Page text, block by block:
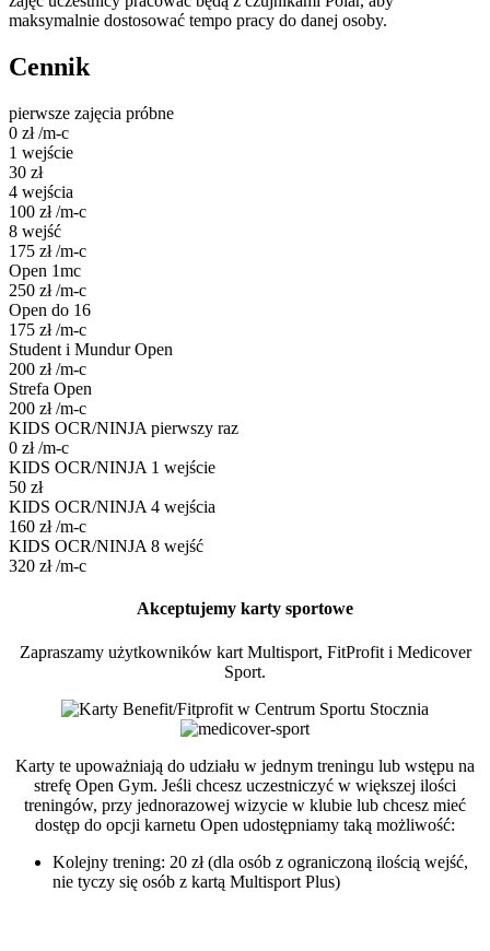
maksymalnie dostosować tempo pracy do danej osoby.
Cennik
pierwsze zajęcia próbne
0 zł /m-c
1 wejście
30 zł
4 wejścia
100 zł /m-c
8 wejść
175 zł /m-c
Open 1mc
250 zł /m-c
Open do 16
175 zł /m-c
Student i Mundur Open
200 zł /m-c
Strefa Open
200 zł /m-c
KIDS OCR/NINJA pierwszy raz
0 zł /m-c
KIDS OCR/NINJA 1 wejście
50 zł
KIDS OCR/NINJA 4 wejścia
160 zł /m-c
KIDS OCR/NINJA 8 wejść
320 zł /m-c
Akceptujemy karty sportowe
Zapraszamy użytkowników kart Multisport, FitProfit i Medicover
Sport.
Karty te upoważniają do udziału w jednym treningu lub wstępu na
strefę Open Gym. Jeśli chcesz uczestniczyć w większej ilości
treningów, przy jednorazowej wizycie w klubie lub chcesz mieć
dostęp do opcji karnetu Open udostępniamy taką możliwość:
Kolejny trening: 20 zł (dla osób z ograniczoną ilością wejść,
nie tyczy się osób z kartą Multisport Plus)